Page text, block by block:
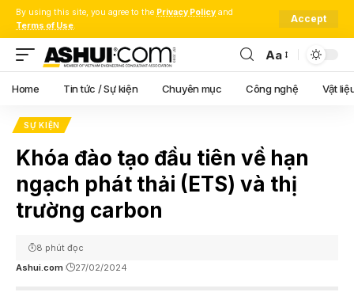
By using this site, you agree to the Privacy Policy and
Terms of Use.
Accept
Font
Resizer
Aa
Home Tin tức / Sự kiện Chuyên mục Công nghệ Vật
SỰ KIỆN
Khóa đào tạo đầu tiên về hạn
ngạch phát thải (ETS) và thị
trường carbon
Ashui.com 27/02/2024
8 phút đọc